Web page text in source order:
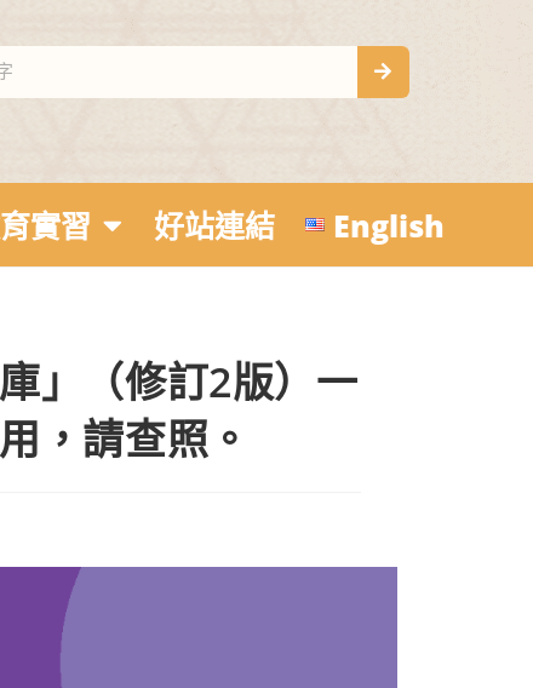
實習 好站連結 English
」（修訂2版）一
，請查照。